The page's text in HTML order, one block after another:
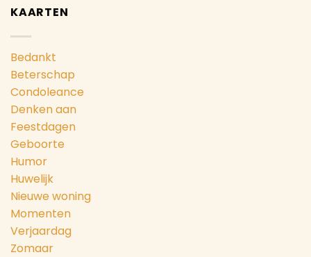
KAARTEN
Bedankt
Beterschap
Condoleance
Denken aan
Feestdagen
Geboorte
Humor
Huwelijk
Nieuwe woning
Momenten
Verjaardag
Zomaar